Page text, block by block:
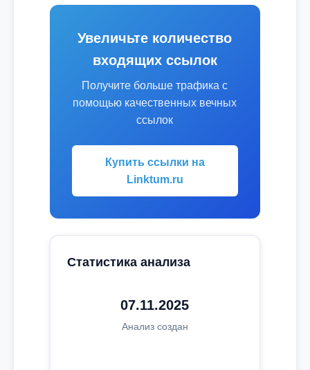
Увеличьте количество
входящих ссылок
Получите больше трафика с
помощью качественных вечных
ссылок
Купить ссылки на
Linktum.ru
Статистика анализа
07.11.2025
Анализ создан